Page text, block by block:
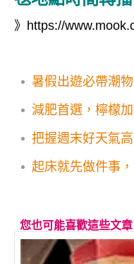
》 https://
暑假出遊必帶潮
減肥首選，檸檬
把握週末好天氣
起床就先做件事
您也可能喜歡這些文章